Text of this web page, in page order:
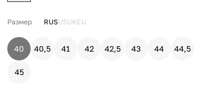
Размер RUSUSUKEU
40 40,5 41 42 42,5 43 44 44,5
45